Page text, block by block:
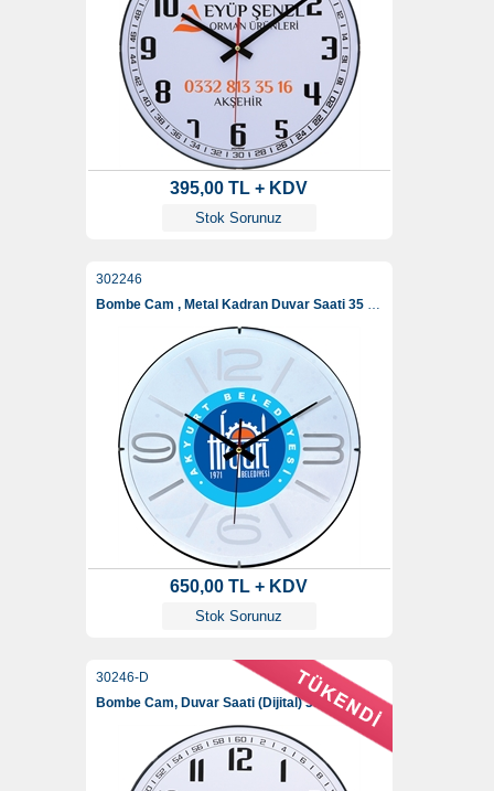
395,00 TL + KDV
Stok Sorunuz
302246
Bombe Cam , Metal Kadran Duvar Saati 35 Cm
650,00 TL + KDV
Stok Sorunuz
30246-D
Bombe Cam, Duvar Saati (Dijital) 35 Cm